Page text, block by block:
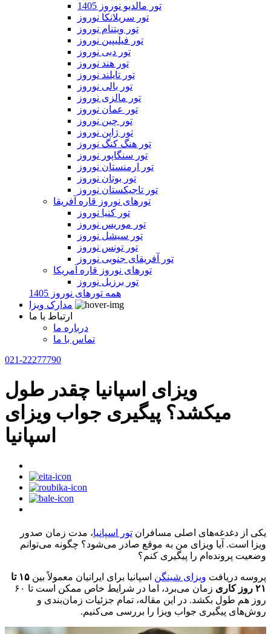
تور مالدیو نوروز 1405
تور سریلانکا نوروز
تور ویتنام نوروز
تور فیلیپین نوروز
تور دبی نوروز
تور هند نوروز
تور تایلند نوروز
تور بالی نوروز
تور مالزی نوروز
تور عمان نوروز
تور چین نوروز
تور ژاپن نوروز
تور هنگ کنگ نوروز
تور سنگاپور نوروز
تور ارمنستان نوروز
تور بوتان نوروز
تور تاجیکستان نوروز
تورهای نوروز قاره آفریقا
تور کنیا نوروز
تور موریس نوروز
تور سیشل نوروز
تور تونس نوروز
تور آفریقای جنوبی نوروز
تورهای نوروز قاره آمریکا
تور برزیل نوروز
همه تورهای نوروز 1405
مدارک ویزا
ارتباط با ما
درباره ما
تماس با ما
021-22277790
ویزای اسپانیا چقدر طول
میکشد؟ پیگیری جواب ویزای
اسپانیا
یکی از دغدغه‌های اصلی مسافران تور اسپانیا، مدت زمان صدور
ویزا است. آیا ویزای من به موقع صادر می‌شود؟ چگونه می‌توانم
وضعیت پرونده‌ام را پیگیری کنم؟
پروسه دریافت ویزای شینگن اسپانیا برای ایرانیان معمولاً بین
۱۵ تا
۲۱ روز کاری
زمان می‌برد، اما در شرایط خاص ممکن است تا ۶۰
روز هم طول بکشد. در این مقاله، تمام جزئیات زمان‌بندی و
روش‌های پیگیری جواب ویزا را بررسی می‌کنیم.